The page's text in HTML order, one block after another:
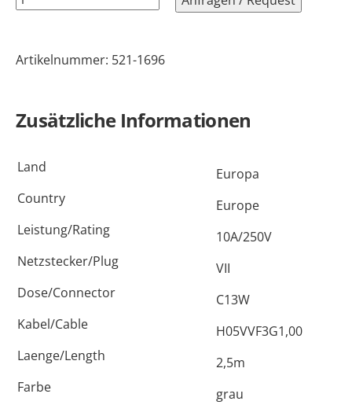
grey
Menge
Artikelnummer: 521-1696
Zusätzliche Informationen
Land
Europa
Country
Europe
Leistung/Rating
10A/250V
Netzstecker/Plug
VII
Dose/Connector
C13W
Kabel/Cable
H05VVF3G1,00
Laenge/Length
2,5m
Farbe
grau